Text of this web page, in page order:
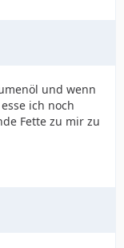
und wenn
ich noch
Fette zu mir zu